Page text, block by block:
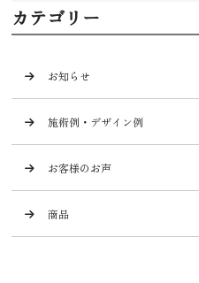
カテゴリー
お知らせ
施術例・デザイン例
お客様のお声
商品